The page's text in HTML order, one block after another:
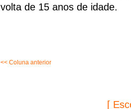
volta de 15 anos de idade.
<< Coluna anterior
[